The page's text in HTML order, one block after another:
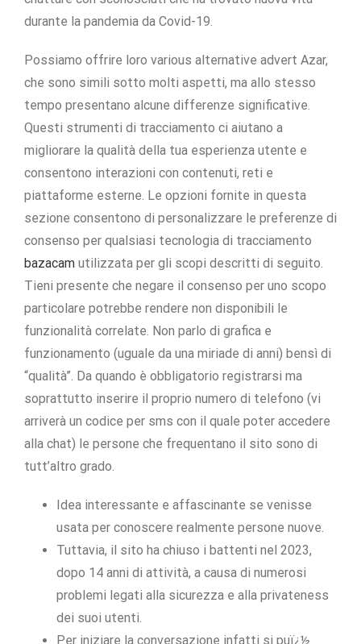
durante la pandemia da Covid-19.
Possiamo offrire loro various alternative advert Azar,
che sono simili sotto molti aspetti, ma allo stesso
tempo presentano alcune differenze significative.
Questi strumenti di tracciamento ci aiutano a
migliorare la qualità della tua esperienza utente e
consentono interazioni con contenuti, reti e
piattaforme esterne. Le opzioni fornite in questa
sezione consentono di personalizzare le preferenze di
consenso per qualsiasi tecnologia di tracciamento
bazacam utilizzata per gli scopi descritti di seguito.
Tieni presente che negare il consenso per uno scopo
particolare potrebbe rendere non disponibili le
funzionalità correlate. Non parlo di grafica e
funzionamento (uguale da una miriade di anni) bensì di
“qualità”. Da quando è obbligatorio registrarsi ma
soprattutto inserire il proprio numero di telefono (vi
arriverà un codice per sms con il quale poter accedere
alla chat) le persone che frequentano il sito sono di
tutt’altro grado.
Idea interessante e affascinante se venisse
usata per conoscere realmente persone nuove.
Tuttavia, il sito ha chiuso i battenti nel 2023,
dopo 14 anni di attività, a causa di numerosi
problemi legati alla sicurezza e alla privateness
dei suoi utenti.
Per iniziare la conversazione infatti si puï¿½